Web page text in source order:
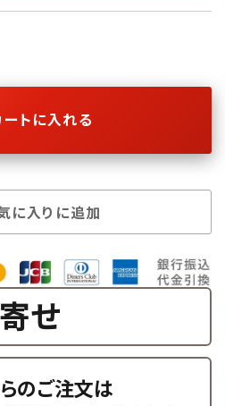
ートに入れる
に入りに追加
せ
のご注文は